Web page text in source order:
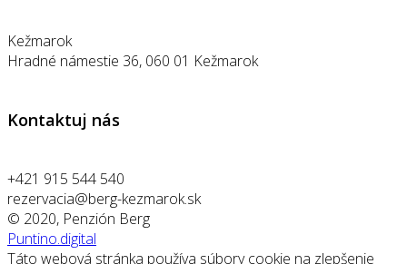
Kežmarok
Hradné námestie 36, 060 01 Kežmarok
Kontaktuj nás
+421 915 544 540
rezervacia@berg-kezmarok.sk
© 2020, Penzión Berg
Puntino.digital
Táto webová stránka používa súbory cookie na zlepšenie